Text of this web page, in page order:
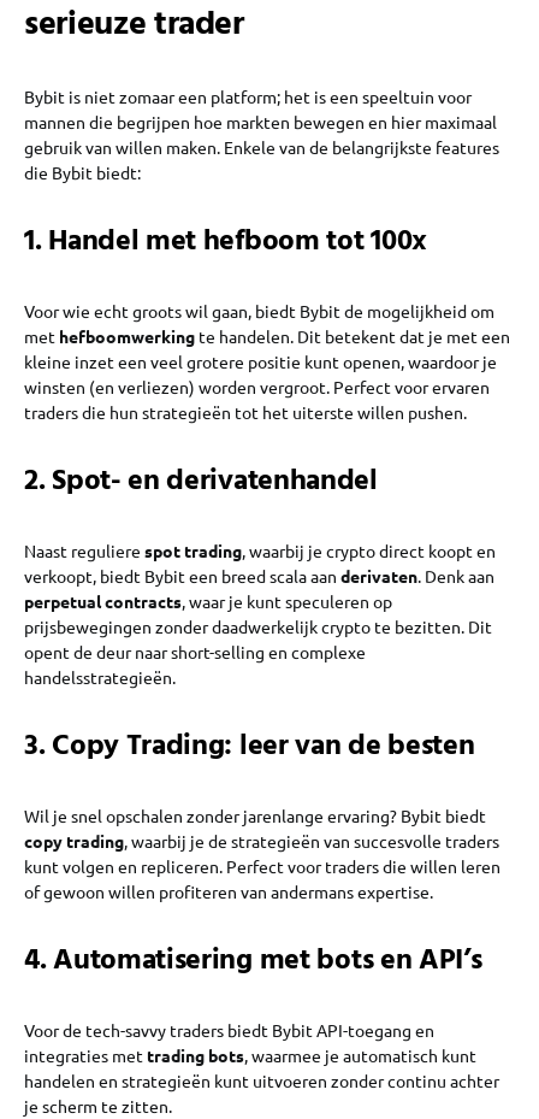
serieuze trader
Bybit is niet zomaar een platform; het is een speeltuin voor
mannen die begrijpen hoe markten bewegen en hier maximaal
gebruik van willen maken. Enkele van de belangrijkste features
die Bybit biedt:
1. Handel met hefboom tot 100x
Voor wie echt groots wil gaan, biedt Bybit de mogelijkheid om
met hefboomwerking te handelen. Dit betekent dat je met een
kleine inzet een veel grotere positie kunt openen, waardoor je
winsten (en verliezen) worden vergroot. Perfect voor ervaren
traders die hun strategieën tot het uiterste willen pushen.
2. Spot- en derivatenhandel
Naast reguliere spot trading, waarbij je crypto direct koopt en
verkoopt, biedt Bybit een breed scala aan derivaten. Denk aan
perpetual contracts, waar je kunt speculeren op
prijsbewegingen zonder daadwerkelijk crypto te bezitten. Dit
opent de deur naar short-selling en complexe
handelsstrategieën.
3. Copy Trading: leer van de besten
Wil je snel opschalen zonder jarenlange ervaring? Bybit biedt
copy trading, waarbij je de strategieën van succesvolle traders
kunt volgen en repliceren. Perfect voor traders die willen leren
of gewoon willen profiteren van andermans expertise.
4. Automatisering met bots en API’s
Voor de tech-savvy traders biedt Bybit API-toegang en
integraties met trading bots, waarmee je automatisch kunt
handelen en strategieën kunt uitvoeren zonder continu achter
je scherm te zitten.